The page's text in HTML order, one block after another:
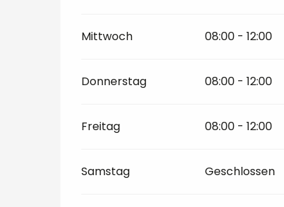
Mittwoch 08:00 - 12:00
Donnerstag 08:00 - 12:00
Freitag 08:00 - 12:00
Samstag Geschlossen